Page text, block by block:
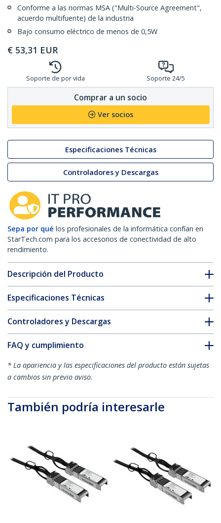
Conforme a las normas MSA ("Multi-Source Agreement",
acuerdo multifuente) de la industria
Bajo consumo eléctrico de menos de 0,5W
€ 53,31 EUR
Soporte de por vida Soporte 24/5
Comprar a un socio
Ver socios
Especificaciones Técnicas
Controladores y Descargas
Sepa por qué los profesionales de la informática confían en
StarTech.com para los accesorios de conectividad de alto
rendimiento.
Descripción del Producto
Especificaciones Técnicas
Controladores y Descargas
FAQ y cumplimiento
* La apariencia y las especificaciones del producto están sujetas
a cambios sin previo aviso.
También podría interesarle